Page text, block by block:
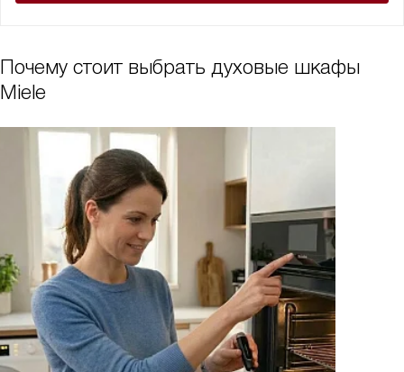
Почему стоит выбрать духовые шкафы
Miele